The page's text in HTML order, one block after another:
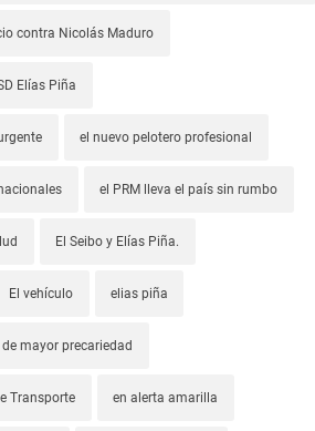
contra Nicolás Maduro
Elías Piña
el nuevo pelotero profesional
el PRM lleva el país sin rumbo
El Seibo y Elías Piña.
El vehículo elias piña
mayor precariedad
Transporte en alerta amarilla